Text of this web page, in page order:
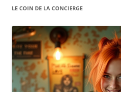
LE COIN DE LA CONCIERGE